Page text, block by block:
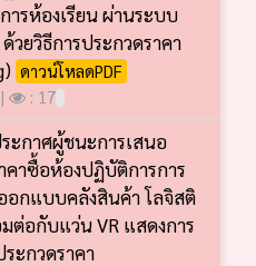
ารห้องเรียน ผ่านระบบ
วยวิธีการประกวดราคา
ดาวน์โหลดPDF
: 17
ะกาศผู้ชนะการเสนอ
คาซื้อห้องปฏิบัติการการ
อกแบบคลังสินค้า โลจิสติ
ต่อกับแว่น VR แสดงการ
ะกวดราคา